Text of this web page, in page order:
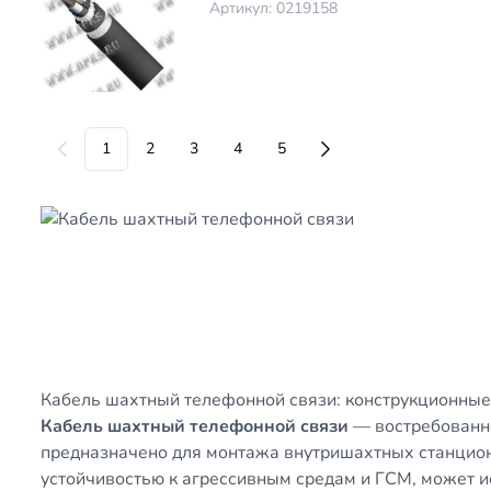
Артикул: 0219158
1 2 3 4 5
Кабель шахтный телефонной связи:
Кабель шахтный телефонной связи —
предназначено для монтажа внутришахтных
устойчивостью к агрессивным средам и ГСМ, может